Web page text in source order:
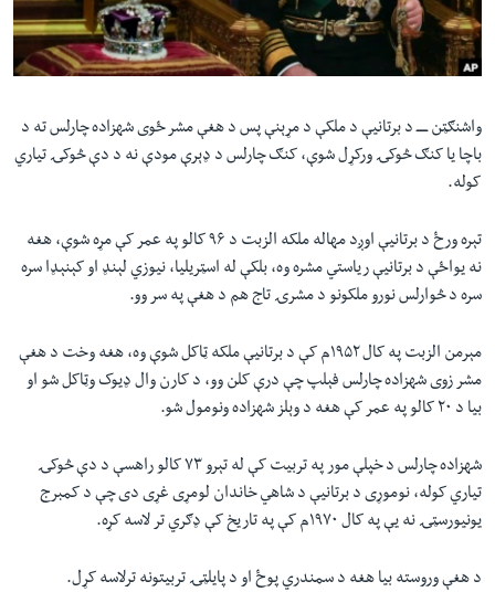
دلته
مخکې
لټون
واوړئ
اداریه
Learning English
FOLLOW US
ژبې
واشنګټن ـــــ د برتانيې د ملکې د مړېنې پس د هغې مشر ځوی شهزاده چارلس ته د
باچا يا کنګ څوکۍ ورکړل شوې، کنګ چارلس د ډېرې مودې نه د دې څوکۍ تياري
کوله.
تېره ورځ د برتانيې اوږد مهاله ملکه الزبت د ۹۶ کالو په عمر کې مړه شوې، هغه
نه يواځې د برتانيې رياستي مشره وه، ‌بلکې له اسټريليا، نيوزي لېنډ او کېنېډا سره
سره د څوارلس نورو ملکونو د مشرۍ تاج هم د هغې په سر وو.
مېرمن الزبت په کال ۱۹۵۲م کې د برتانيې ملکه ټاکل شوې وه، هغه وخت د هغې
مشر زوی شهزاده چارلس فېلپ چې درې کلن وو، د کارن وال ډيوک وټاکل شو او
بيا د ۲۰ کالو په عمر کې هغه د وېلز شهزاده ونومول شو.
شهزاده چارلس د خپلې مور په تربيت کې له تېرو ۷۳ کالو راهسې د دې څوکۍ
تياري کوله، نوموړی د برتانيې د شاهي خاندان لومړی غړی دی چې د کمبرج
يونيورسټۍ نه يې په کال ۱۹۷۰م کې په تاريخ کې ډګري تر لاسه کړه.
د هغې وروسته بيا هغه د سمندري پوځ او د پایلټۍ تربيتونه ترلاسه کړل.